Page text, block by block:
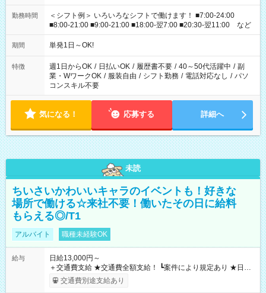
勤務時間
＜シフト例＞ いろいろなシフトで働けます！ ■7:00-24:00
■8:00-21:00 ■9:00-21:00 ■18:00-翌7:00 ■20:30-翌11:00 など
期間 単発1日～OK!
特徴 週1日からOK / 日払いOK / 履歴書不要 / 40～50代活躍中 / 副
業・WワークOK / 服装自由 / シフト勤務 / 電話対応なし / パソ
コンスキル不要
気になる！ 応募する 詳細へ
未読
ちいさいかわいいキャラのイベントも！好きな
場所で働ける☆来社不要！働いたその日に給料
もらえる◎/T1
アルバイト 職種未経験OK
給与
日給13,000円～
＋交通費支給 ★交通費全額支給！ ┗案件により規定あり ★日払
いOK！（規定あり） ┗働いたその日に現金GET♪ お仕事後はコ
ンビニATMから 日払い分を引き落とせます！ 【試用期間】試
交通費別途支給あり